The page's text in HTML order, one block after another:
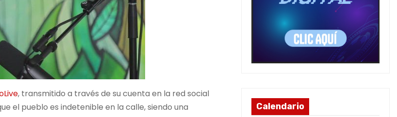
, transmitido a través de su cuenta en la red social
el pueblo es indetenible en la calle, siendo una
Calendario